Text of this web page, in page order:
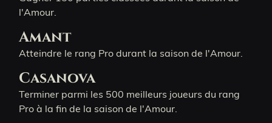
l'Amour.
Amant
Atteindre le rang Pro durant la saison de l'Amour.
Casanova
Terminer parmi les 500 meilleurs joueurs du rang
Pro à la fin de la saison de l'Amour.